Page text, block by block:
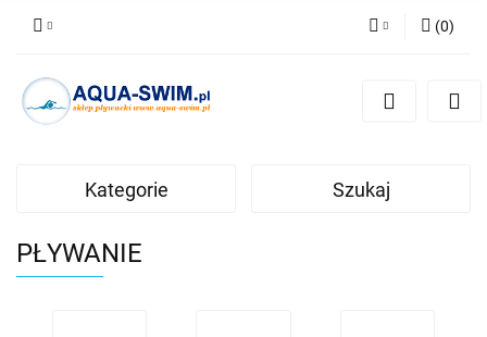
(0)
Kategorie Szukaj
PŁYWANIE